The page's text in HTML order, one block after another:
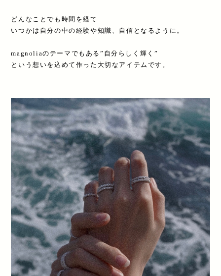
どんなことでも時間を経て
いつかは自分の中の経験や知識、自信となるように。
magnoliaのテーマでもある”自分らしく輝く”
という想いを込めて作った大切なアイテムです。